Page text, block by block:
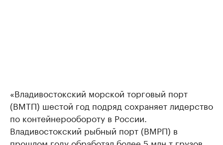
«Владивостокский морской торговый порт
(ВМТП) шестой год подряд сохраняет лидерство
по контейнерообороту в России.
Владивостокский рыбный порт (ВМРП) в